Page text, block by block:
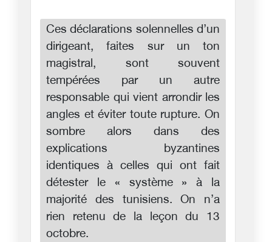
Ces déclarations solennelles d’un
dirigeant, faites sur un ton
magistral, sont souvent
tempérées par un autre
responsable qui vient arrondir les
angles et éviter toute rupture. On
sombre alors dans des
explications byzantines
identiques à celles qui ont fait
détester le « système » à la
majorité des tunisiens. On n’a
rien retenu de la leçon du 13
octobre.